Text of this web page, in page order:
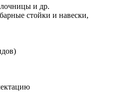
и др.
стойки и навески,